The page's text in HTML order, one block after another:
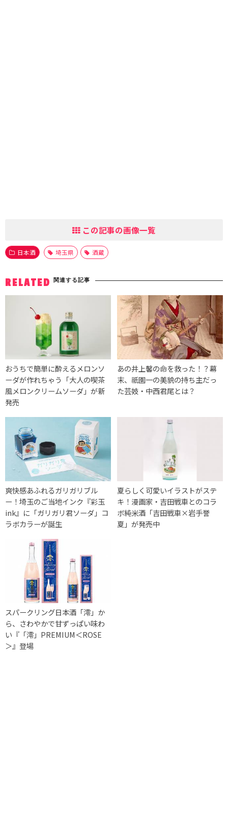
この記事の画像一覧
日本酒 埼玉県 酒蔵
RELATED 関連する記事
おうちで簡単に酔えるメロンソ
ーダが作れちゃう「大人の喫茶
風メロンクリームソーダ」が新
発売
あの井上馨の命を救った！？幕
末、祇園一の美貌の持ち主だっ
た芸妓・中西君尾とは？
爽快感あふれるガリガリブル
ー！埼玉のご当地インク『彩玉
ink』に「ガリガリ君ソーダ」コ
ラボカラーが誕生
夏らしく可愛いイラストがステ
キ！漫画家・吉田戦車とのコラ
ボ純米酒「吉田戦車×岩手誉
夏」が発売中
スパークリング日本酒「澪」か
ら、さわやかで甘ずっぱい味わ
い『「澪」PREMIUM＜ROSE
＞』登場